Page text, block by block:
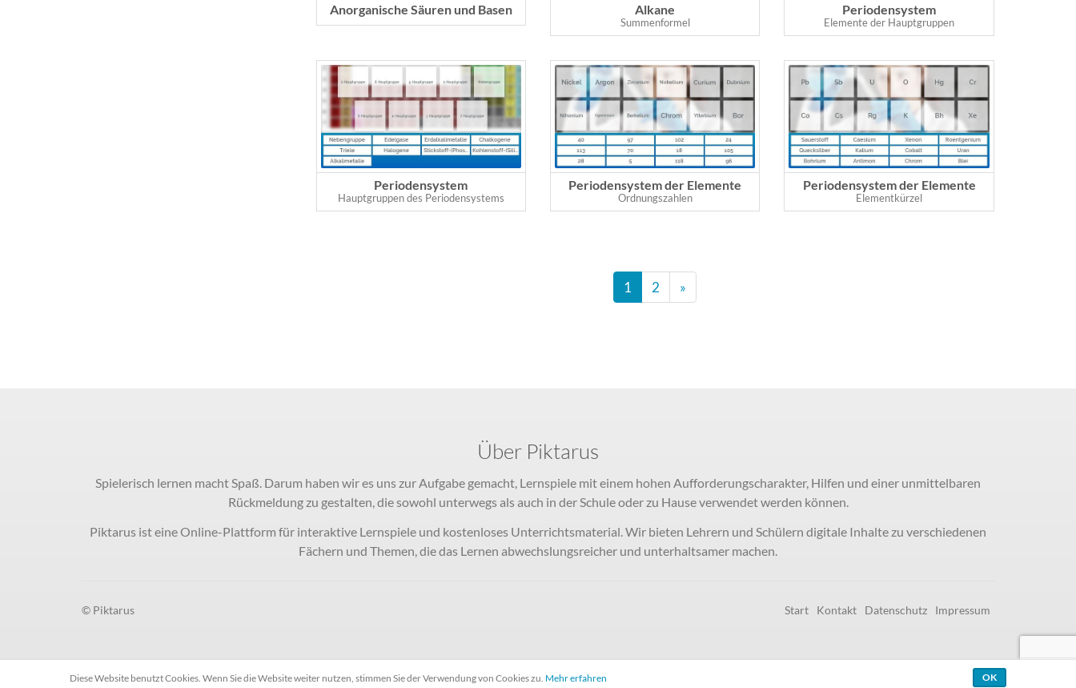
Anorganische Säuren und Basen Alkane
Summenformel
Periodensystem
Elemente der Hauptgruppen
Periodensystem
Hauptgruppen des Periodensystems
Periodensystem der Elemente
Ordnungszahlen
Periodensystem der Elemente
Elementkürzel
1 2 »
Über Piktarus
Spielerisch lernen macht Spaß. Darum haben wir es uns zur Aufgabe gemacht, Lernspiele mit einem hohen Aufforderungscharakter, Hilfen und einer unmittelbaren
Rückmeldung zu gestalten, die sowohl unterwegs als auch in der Schule oder zu Hause verwendet werden können.
Piktarus ist eine Online-Plattform für interaktive Lernspiele und kostenloses Unterrichtsmaterial. Wir bieten Lehrern und Schülern digitale Inhalte zu verschiedenen
Fächern und Themen, die das Lernen abwechslungsreicher und unterhaltsamer machen.
Start Kontakt Datenschutz Impressum
© Piktarus
OK
Diese Website benutzt Cookies. Wenn Sie die Website weiter nutzen, stimmen Sie der Verwendung von Cookies zu. Mehr erfahren